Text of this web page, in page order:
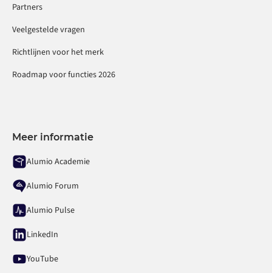
Partners
Veelgestelde vragen
Richtlijnen voor het merk
Roadmap voor functies 2026
Meer informatie
Alumio Academie
Alumio Forum
Alumio Pulse
LinkedIn
YouTube